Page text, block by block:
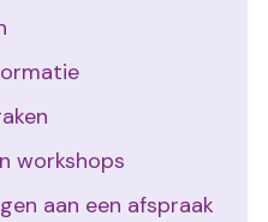
workshops
aan een afspraak